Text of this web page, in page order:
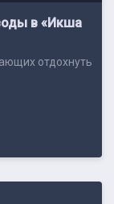
в «Икша
отдохнуть